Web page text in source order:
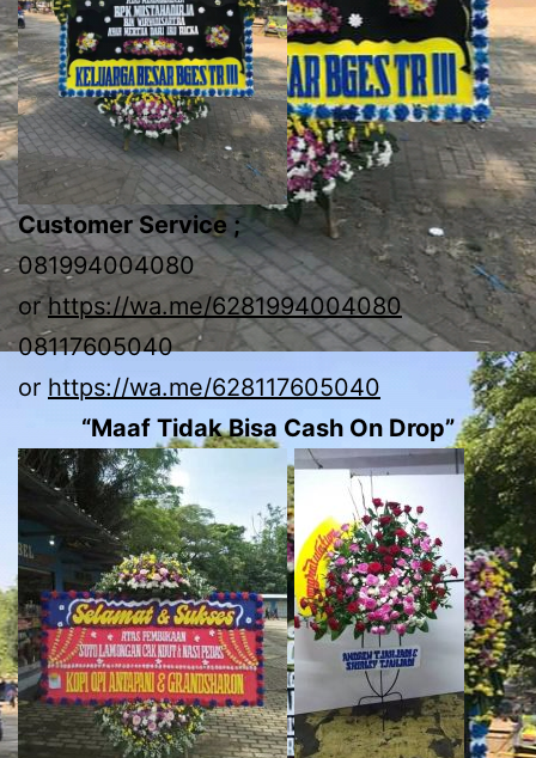
Customer Service ;
081994004080
orhttps://wa.me/6281994004080
08117605040
or https://wa.me/628117605040
“Maaf Tidak Bisa Cash On Drop”